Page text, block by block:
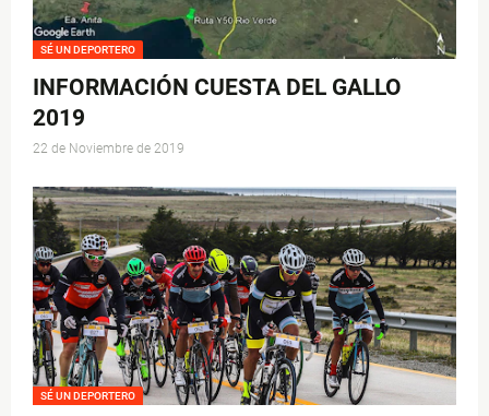
SÉ UN DEPORTERO
INFORMACIÓN CUESTA DEL GALLO
2019
22 de Noviembre de 2019
SÉ UN DEPORTERO